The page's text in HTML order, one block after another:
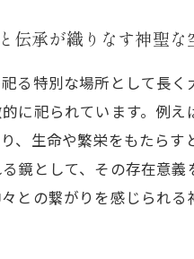
伝承が織りなす神聖な
る特別な場所として長
に祀られています。例
、生命や繁栄をもたら
鏡として、その存在意
との繋がりを感じられ